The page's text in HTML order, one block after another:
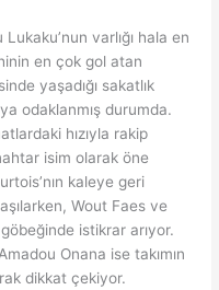
varlığı hala en
en çok gol atan
yaşadığı sakatlık
odaklanmış durumda.
hızıyla rakip
isim olarak öne
kaleye geri
Wout Faes ve
istikrar arıyor.
Onana ise takımın
dikkat çekiyor.